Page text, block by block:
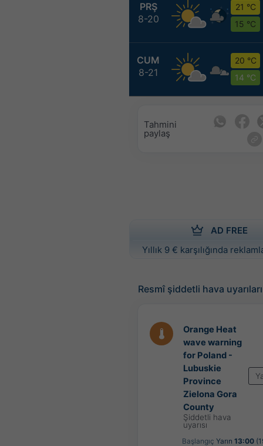
PRŞ
8-20
21 °C
15 °C
CUM
8-21
20 °C
14 °C
Tahmini
paylaş
AD FREE
Yıllık 9 € karşılığında
Resmî şiddetli hava uyarıları
Orange Heat
wave warning
for Poland -
Lubuskie
Province
Zielona Gora
County
Şiddetli hava
uyarısı
Başlangıç Yarın 13:00